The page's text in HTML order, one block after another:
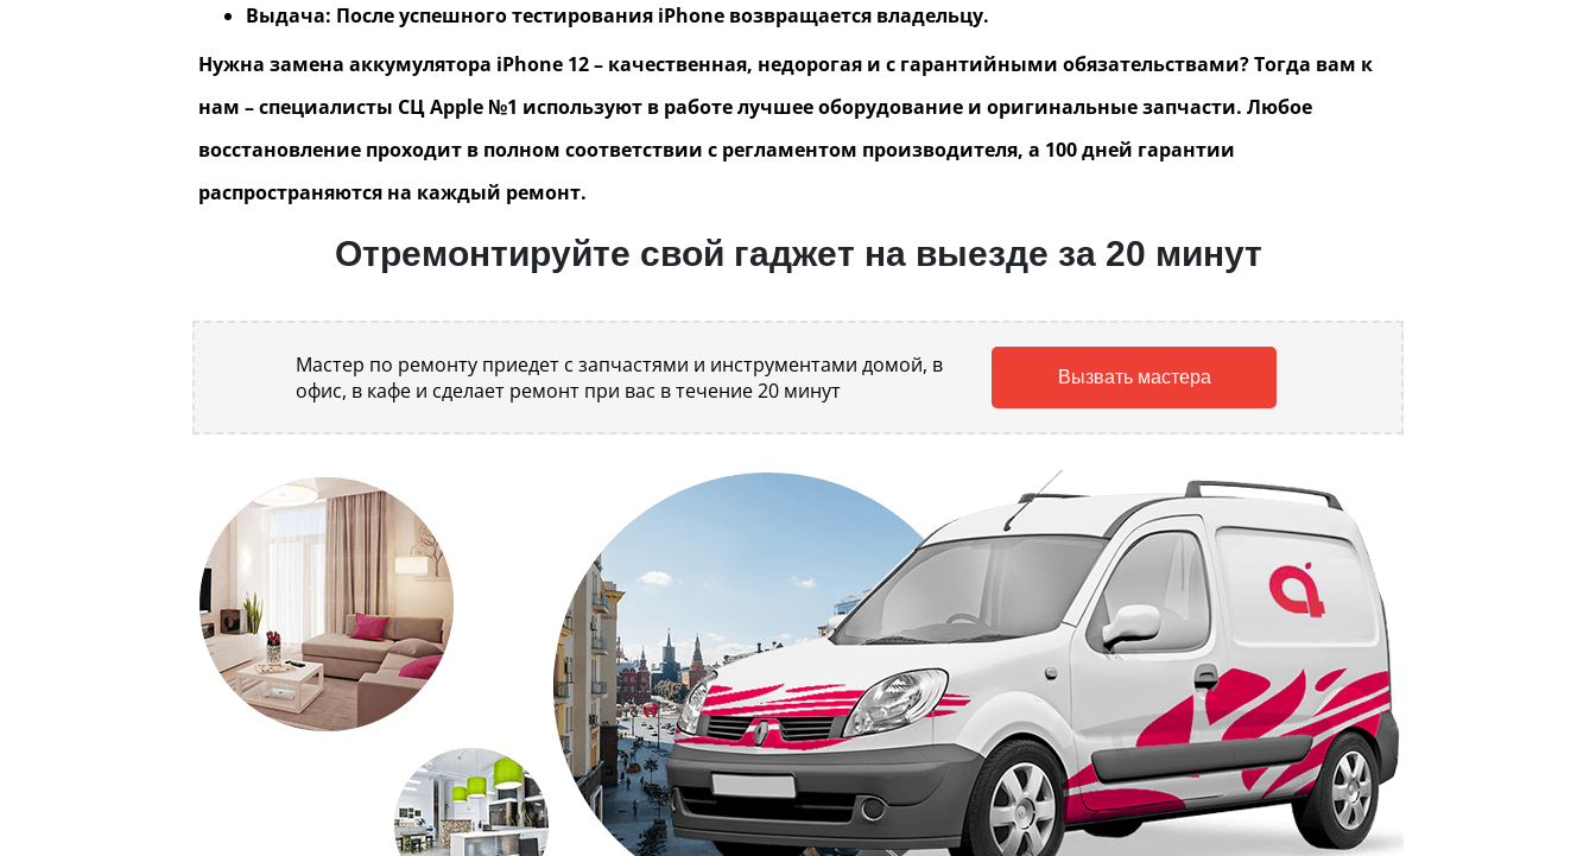
Выдача: После успешного тестирования iPhone возвращается владельцу.
Нужна замена аккумулятора iPhone 12 – качественная, недорогая и с гарантийными обязательствами? Тогда вам к
нам – специалисты СЦ Apple №1 используют в работе лучшее оборудование и оригинальные запчасти. Любое
восстановление проходит в полном соответствии с регламентом производителя, а 100 дней гарантии
распространяются на каждый ремонт.
Отремонтируйте свой гаджет на выезде за 20 минут
Мастер по ремонту приедет с запчастями и инструментами домой, в
офис, в кафе и сделает ремонт при вас в течение 20 минут
Вызвать мастера